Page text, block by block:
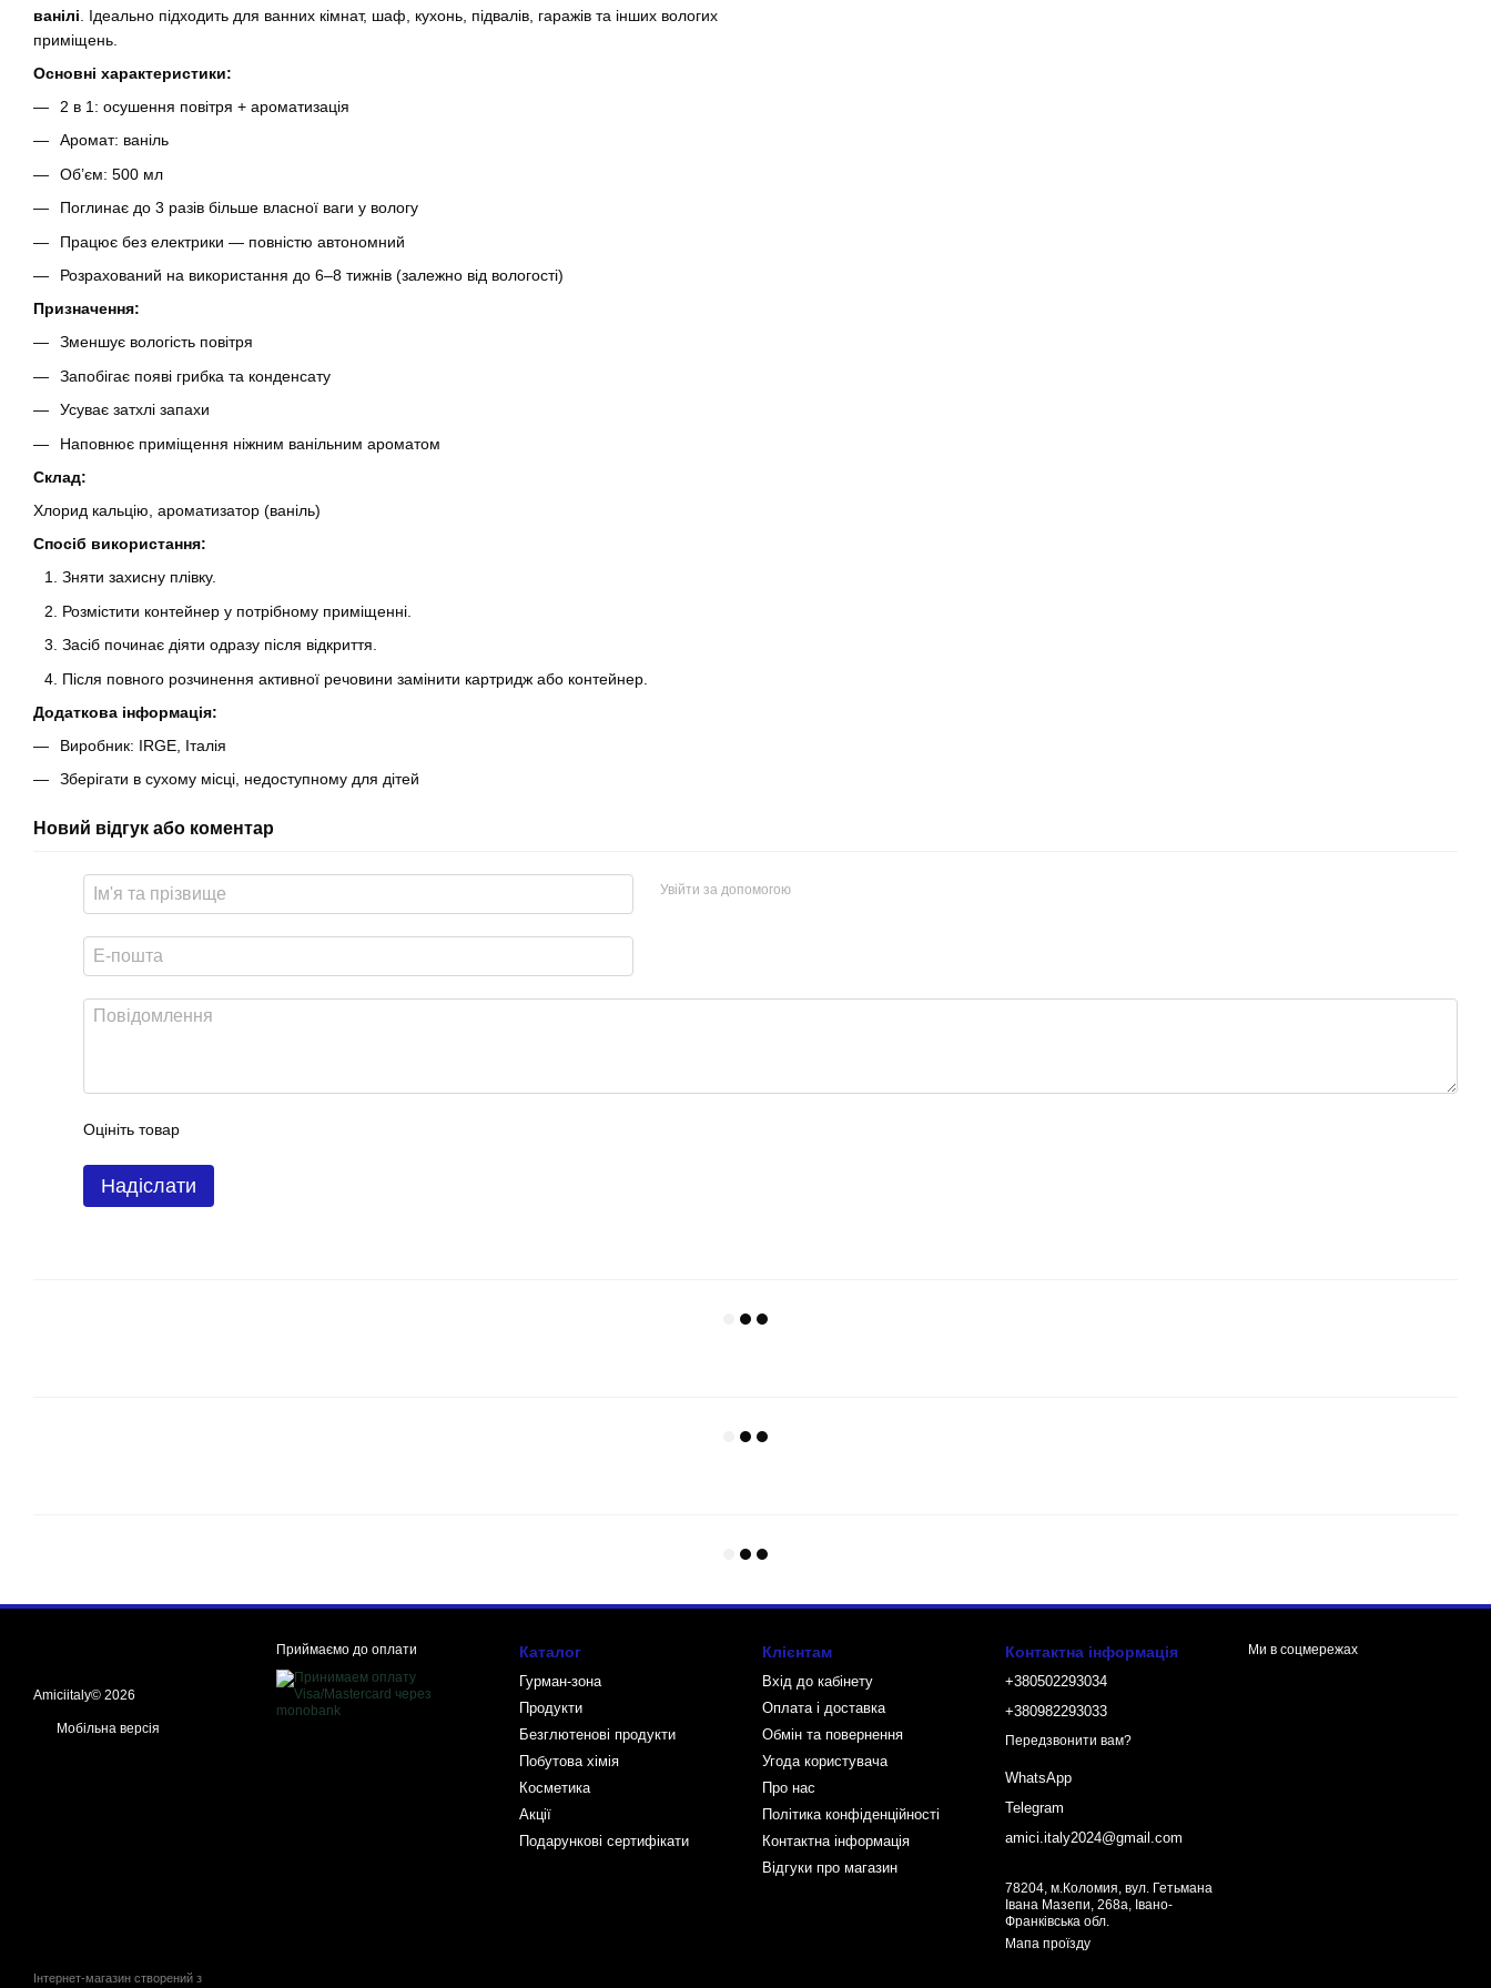
ванілі . Ідеально підходить для ванних кімнат, шаф, кухонь, підвалів, гаражів та інших вологих
приміщень.
Основні характеристики:
2 в 1: осушення повітря + ароматизація
Аромат: ваніль
Об’єм: 500 мл
Поглинає до 3 разів більше власної ваги у вологу
Працює без електрики — повністю автономний
Розрахований на використання до 6–8 тижнів (залежно від вологості)
Призначення:
Зменшує вологість повітря
Запобігає появі грибка та конденсату
Усуває затхлі запахи
Наповнює приміщення ніжним ванільним ароматом
Склад:
Хлорид кальцію, ароматизатор (ваніль)
Спосіб використання:
Зняти захисну плівку.
Розмістити контейнер у потрібному приміщенні.
Засіб починає діяти одразу після відкриття.
Після повного розчинення активної речовини замінити картридж або контейнер.
Додаткова інформація:
Виробник: IRGE, Італія
Зберігати в сухому місці, недоступному для дітей
Новий відгук або коментар
Увійти за допомогою
Оцініть товар
Надіслати
Amiciitaly© 2026
Мобільна версія
Інтернет-магазин створений з
Приймаємо до оплати Каталог
Гурман-зона
Продукти
Безглютенові продукти
Побутова хімія
Косметика
Акції
Подарункові сертифікати
Клієнтам
Вхід до кабінету
Оплата і доставка
Обмін та повернення
Угода користувача
Про нас
Політика конфіденційності
Контактна інформація
Відгуки про магазин
Контактна інформація
+380502293034
+380982293033
Передзвонити вам?
WhatsApp
Telegram
amici.italy2024@gmail.com
78204, м.Коломия, вул. Гетьмана
Івана Мазепи, 268а, Івано-
Франківська обл.
Мапа проїзду
Ми в соцмережах